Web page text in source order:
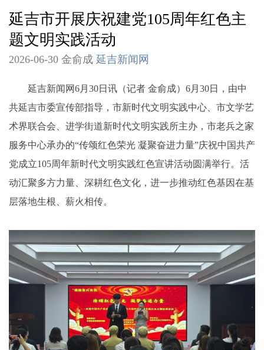
延吉市开展庆祝建党105周年红色主
题文明实践活动
2026-06-30 金俞成 延吉新闻网
延吉新闻网6月30日讯（记者 金俞成）6月30日，由中
共延吉市委宣传部指导，市新时代文明实践中心、市文学艺
术界联合会、进学街道新时代文明实践所主办，市老兵之家
服务中心承办的“传颂红色荣光 凝聚奋进力量”庆祝中国共产
党成立105周年新时代文明实践红色宣讲活动圆满举行。活
动汇聚多方力量、深耕红色文化，进一步推动红色基因在基
层落地生根、薪火相传。